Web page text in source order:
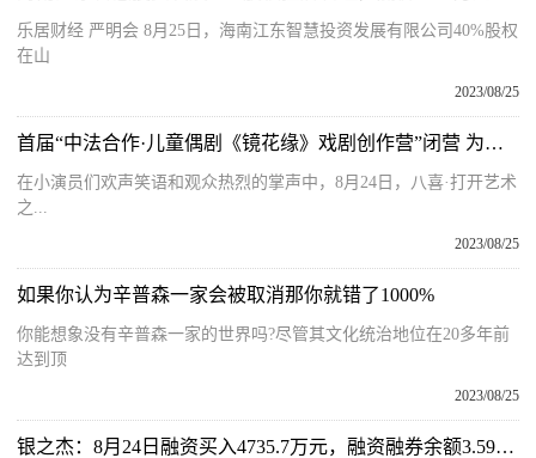
乐居财经 严明会 8月25日，海南江东智慧投资发展有限公司40%股权
在山
2023/08/25
首届“中法合作·儿童偶剧《镜花缘》戏剧创作营”闭营 为孩子打造多元艺术平台
在小演员们欢声笑语和观众热烈的掌声中，8月24日，八喜·打开艺术
之...
2023/08/25
如果你认为辛普森一家会被取消那你就错了1000%
你能想象没有辛普森一家的世界吗?尽管其文化统治地位在20多年前
达到顶
2023/08/25
银之杰：8月24日融资买入4735.7万元，融资融券余额3.59亿元